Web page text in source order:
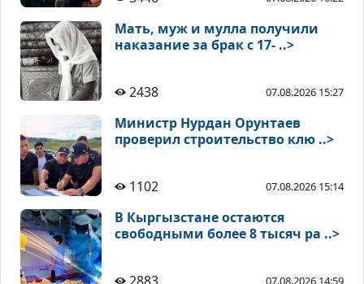
Мать, муж и мулла получили
наказание за брак с 17- ..>
2438 07.08.2026 15:27
Министр Нурдан Орунтаев
проверил строительство клю ..>
1102 07.08.2026 15:14
В Кыргызстане остаются
свободными более 8 тысяч ра ..>
07.08.2026 14:59